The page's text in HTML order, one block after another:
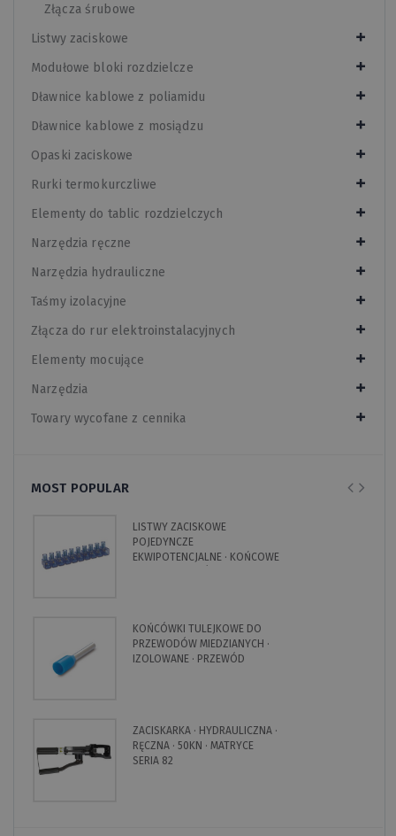
Złącza śrubowe
Listwy zaciskowe
Modułowe bloki rozdzielcze
Dławnice kablowe z poliamidu
Dławnice kablowe z mosiądzu
Opaski zaciskowe
Rurki termokurczliwe
Elementy do tablic rozdzielczych
Narzędzia ręczne
Narzędzia hydrauliczne
Taśmy izolacyjne
Złącza do rur elektroinstalacyjnych
Elementy mocujące
Narzędzia
Towary wycofane z cennika
MOST POPULAR
LISTWY ZACISKOWE
POJEDYNCZE
EKWIPOTENCJALNE · KOŃCOWE
KOŃCÓWKI TULEJKOWE DO
PRZEWODÓW MIEDZIANYCH ·
IZOLOWANE · PRZEWÓD
ZACISKARKA · HYDRAULICZNA ·
RĘCZNA · 50KN · MATRYCE
SERIA 82